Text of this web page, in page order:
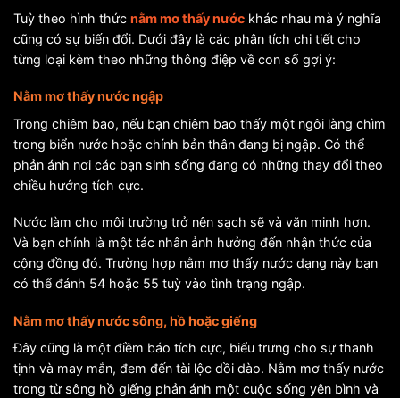
Tuỳ theo hình thức nằm mơ thấy nước khác nhau mà ý nghĩa
cũng có sự biến đổi. Dưới đây là các phân tích chi tiết cho
từng loại kèm theo những thông điệp về con số gợi ý:
Nằm mơ thấy nước ngập
Trong chiêm bao, nếu bạn chiêm bao thấy một ngôi làng chìm
trong biển nước hoặc chính bản thân đang bị ngập. Có thể
phản ánh nơi các bạn sinh sống đang có những thay đổi theo
chiều hướng tích cực.
Nước làm cho môi trường trở nên sạch sẽ và văn minh hơn.
Và bạn chính là một tác nhân ảnh hưởng đến nhận thức của
cộng đồng đó. Trường hợp nằm mơ thấy nước dạng này bạn
có thể đánh 54 hoặc 55 tuỳ vào tình trạng ngập.
Nằm mơ thấy nước sông, hồ hoặc giếng
Đây cũng là một điềm báo tích cực, biểu trưng cho sự thanh
tịnh và may mắn, đem đến tài lộc dồi dào. Nằm mơ thấy nước
trong từ sông hồ giếng phản ánh một cuộc sống yên bình và